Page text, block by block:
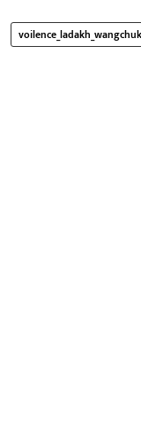
voilence_ladakh_wangchuk